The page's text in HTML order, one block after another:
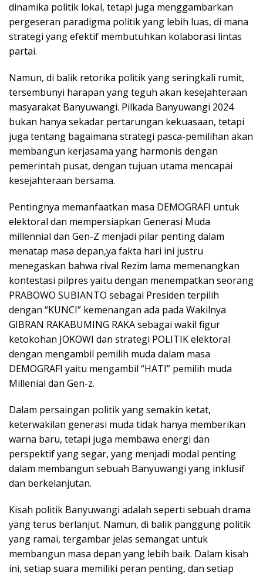
dinamika politik lokal, tetapi juga menggambarkan
pergeseran paradigma politik yang lebih luas, di mana
strategi yang efektif membutuhkan kolaborasi lintas
partai.
Namun, di balik retorika politik yang seringkali rumit,
tersembunyi harapan yang teguh akan kesejahteraan
masyarakat Banyuwangi. Pilkada Banyuwangi 2024
bukan hanya sekadar pertarungan kekuasaan, tetapi
juga tentang bagaimana strategi pasca-pemilihan akan
membangun kerjasama yang harmonis dengan
pemerintah pusat, dengan tujuan utama mencapai
kesejahteraan bersama.
Pentingnya memanfaatkan masa DEMOGRAFI untuk
elektoral dan mempersiapkan Generasi Muda
millennial dan Gen-Z menjadi pilar penting dalam
menatap masa depan,ya fakta hari ini justru
menegaskan bahwa rival Rezim lama memenangkan
kontestasi pilpres yaitu dengan menempatkan seorang
PRABOWO SUBIANTO sebagai Presiden terpilih
dengan “KUNCI” kemenangan ada pada Wakilnya
GIBRAN RAKABUMING RAKA sebagai wakil figur
ketokohan JOKOWI dan strategi POLITIK elektoral
dengan mengambil pemilih muda dalam masa
DEMOGRAFI yaitu mengambil “HATI” pemilih muda
Millenial dan Gen-z.
Dalam persaingan politik yang semakin ketat,
keterwakilan generasi muda tidak hanya memberikan
warna baru, tetapi juga membawa energi dan
perspektif yang segar, yang menjadi modal penting
dalam membangun sebuah Banyuwangi yang inklusif
dan berkelanjutan.
Kisah politik Banyuwangi adalah seperti sebuah drama
yang terus berlanjut. Namun, di balik panggung politik
yang ramai, tergambar jelas semangat untuk
membangun masa depan yang lebih baik. Dalam kisah
ini, setiap suara memiliki peran penting, dan setiap